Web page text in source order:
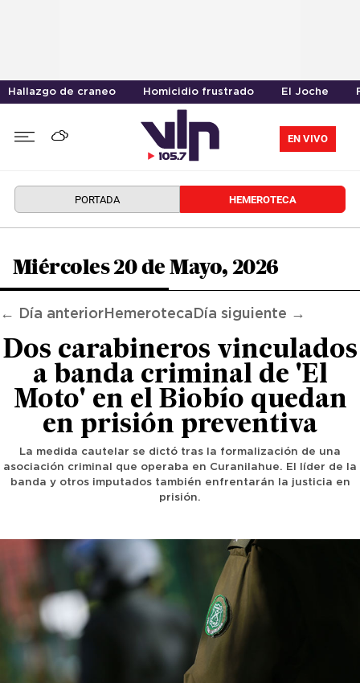
Hallazgo de craneo Homicidio frustrado El Joche
EN VIVO
PORTADA HEMEROTECA
Miércoles 20 de Mayo, 2026
← Día anterior Hemeroteca Día siguiente →
Dos carabineros vinculados
a banda criminal de 'El
Moto' en el Biobío quedan
en prisión preventiva
La medida cautelar se dictó tras la formalización de una
asociación criminal que operaba en Curanilahue. El líder de la
banda y otros imputados también enfrentarán la justicia en
prisión.